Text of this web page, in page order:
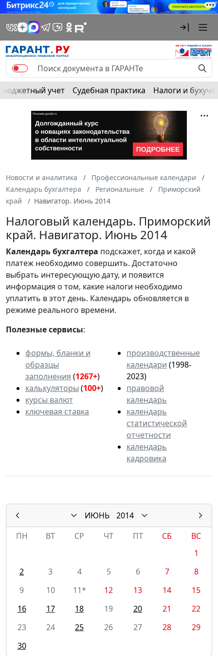
Бюджетный учет Судебная практика Налоги и
Новости и аналитика
Профессиональные календари
Календарь бухгалтера
Региональные
Приморский
край
Навигатор. Июнь 2014
Налоговый календарь. Приморский
край. Навигатор. Июнь 2014
Календарьбухгалтера подскажет, когда и какой
платеж необходимо совершить. Достаточно
выбрать интересующую дату, и появится
информация о том, какие налоги необходимо
уплатить в этот день. Календарь обновляется в
режиме реального времени.
Полезные сервисы:
формы, бланки и
образцы
заполнения (1267+)
калькуляторы (100+)
курсы валют
ключевая ставка
производственные
календари (1998-
2023)
правовой
календарь
календарь
статистической
отчетности
календарь
кадровика
ИЮНЬ
2014
ПН
ВТ СР ЧТ ПТ СБ
ВС
1
2
3 4 5 6 7
8
9
10 11* 12 13 14
15
16
17 18 19 20 21
22
23
24 25 26 27 28
29
30